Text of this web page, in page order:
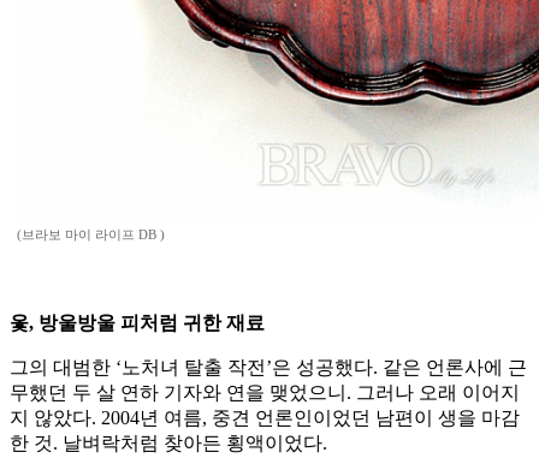
(브라보 마이 라이프 DB )
옻, 방울방울 피처럼 귀한 재료
그의 대범한 ‘노처녀 탈출 작전’은 성공했다. 같은 언론사에 근
무했던 두 살 연하 기자와 연을 맺었으니. 그러나 오래 이어지
지 않았다. 2004년 여름, 중견 언론인이었던 남편이 생을 마감
한 것. 날벼락처럼 찾아든 횡액이었다.